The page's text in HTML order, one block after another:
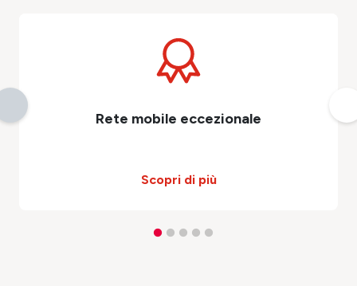
Rete mobile eccezionale
Scopri di più